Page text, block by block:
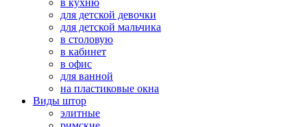
в кухню
для детской девочки
для детской мальчика
в столовую
в кабинет
в офис
для ванной
на пластиковые окна
Виды штор
элитные